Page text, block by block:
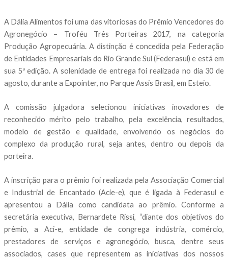
A Dália Alimentos foi uma das vitoriosas do Prêmio Vencedores do
Agronegócio – Troféu Três Porteiras 2017, na categoria
Produção Agropecuária. A distinção é concedida pela Federação
de Entidades Empresariais do Rio Grande Sul (Federasul) e está em
sua 5ª edição. A solenidade de entrega foi realizada no dia 30 de
agosto, durante a Expointer, no Parque Assis Brasil, em Esteio.
A comissão julgadora selecionou iniciativas inovadores de
reconhecido mérito pelo trabalho, pela excelência, resultados,
modelo de gestão e qualidade, envolvendo os negócios do
complexo da produção rural, seja antes, dentro ou depois da
porteira.
A inscrição para o prêmio foi realizada pela Associação Comercial
e Industrial de Encantado (Acie-e), que é ligada à Federasul e
apresentou a Dália como candidata ao prêmio. Conforme a
secretária executiva, Bernardete Rissi, “diante dos objetivos do
prêmio, a Aci-e, entidade de congrega indústria, comércio,
prestadores de serviços e agronegócio, busca, dentre seus
associados, cases que representem as iniciativas dos nossos